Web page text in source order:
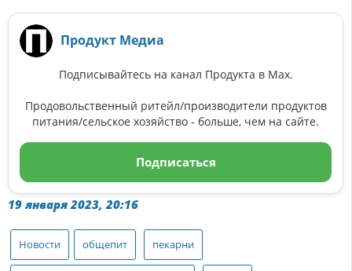
Продукт Медиа
Подписывайтесь на канал Продукта в Max.
Продовольственный ритейл/производители продуктов
питания/сельское хозяйство - больше, чем на сайте.
Подписаться
19 января 2023, 20:16
Новости общепит пекарни